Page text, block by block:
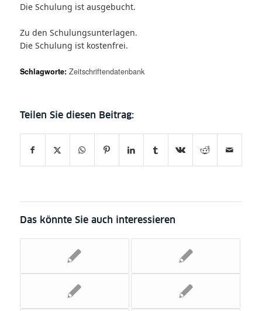
Die Schulung ist ausgebucht.
Zu den Schulungsunterlagen.
Die Schulung ist kostenfrei.
Schlagworte: Zeitschriftendatenbank
Das könnte Sie auch interessieren